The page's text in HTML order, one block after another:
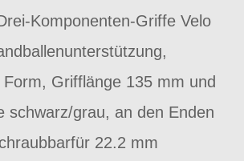
Komponenten-Griffe Velo
Grifflänge 135 mm und
schwarz/grau, an den Enden
22.2 mm